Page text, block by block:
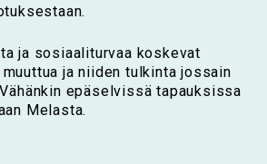
ja sosiaaliturvaa koskevat
ja niiden tulkinta jossain
epäselvissä tapauksissa
Melasta.